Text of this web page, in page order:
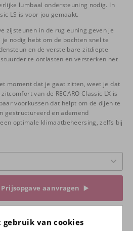
gebruik van cookies
lumbaal ondersteuning nodig. In
LS is voor jou gemaakt.
zijsteunen in de rugleuning geven je
nodig hebt om de bochten snel te
en de verstelbare zitdiepte
te ontlasten en versterken het
moment dat je gaat zitten, weet je dat
van de RECARO Classic LX is
voorkussen dat helpt om de dijen te
gestructureerd en ademend
optimale klimaatbeheersing, zelfs bij
Prijsopgave aanvragen
product of wil je het
winkel bekijken?